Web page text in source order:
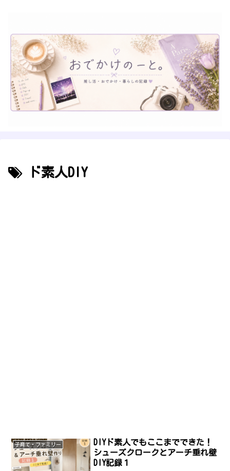
ド素人DIY
子育て・ファミリー
DIYド素人でもここまでできた！
シューズクロークとアーチ垂れ壁
DIY記録１